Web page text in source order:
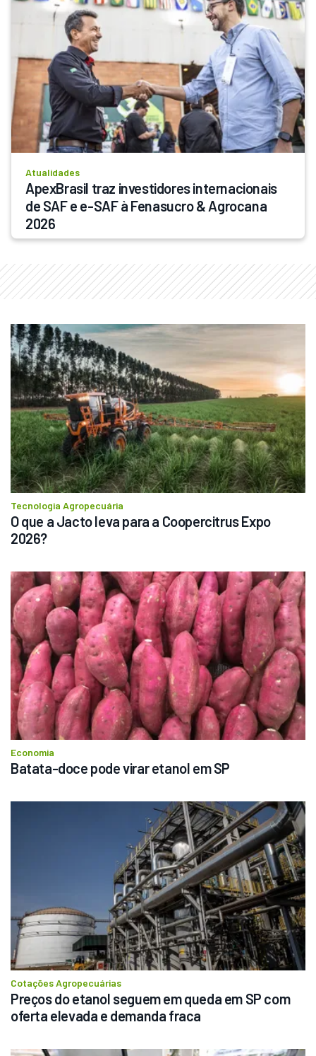
Atualidades
ApexBrasil traz investidores internacionais
de SAF e e-SAF à Fenasucro & Agrocana
2026
Tecnologia Agropecuária
O que a Jacto leva para a Coopercitrus Expo
2026?
Economia
Batata-doce pode virar etanol em SP
Cotações Agropecuárias
Preços do etanol seguem em queda em SP com
oferta elevada e demanda fraca